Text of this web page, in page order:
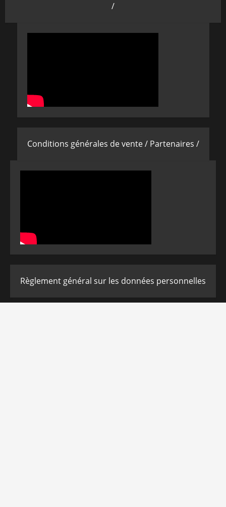
/
Conditions générales de vente / Partenaires /
Règlement général sur les données personnelles